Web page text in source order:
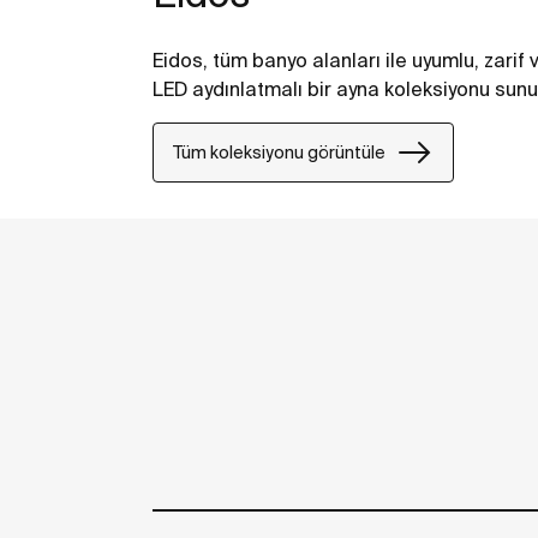
Eidos, tüm banyo alanları ile uyumlu,
LED aydınlatmalı bir ayna koleksiyonu
Tüm koleksiyonu görüntüle